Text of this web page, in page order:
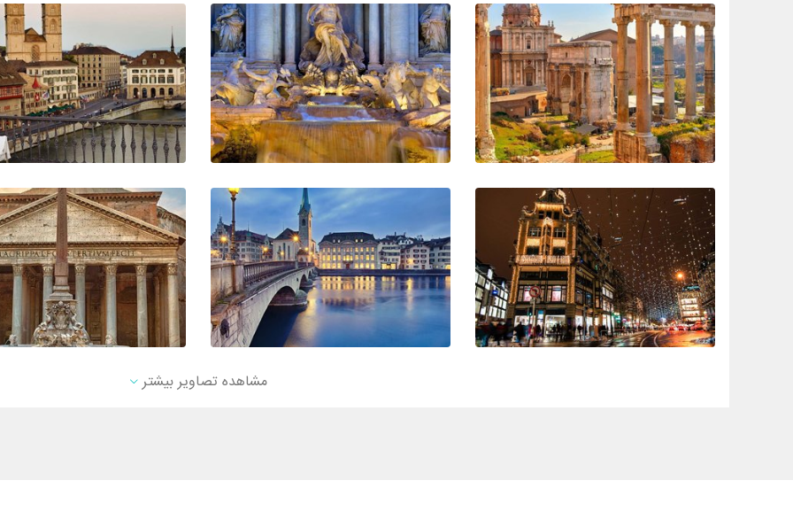
مشاهده تصاویر بیشتر